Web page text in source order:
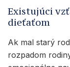
Existujúci
dieťaťom
Ak mal starý
rozpadom